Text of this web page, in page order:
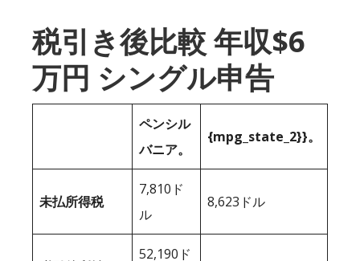
税引き後比較 年収$6
万円 シングル申告
ペンシル
バニア。
{mpg_state_2}}。
未払所得税
7,810ド
ル
8,623ドル
52,190ド